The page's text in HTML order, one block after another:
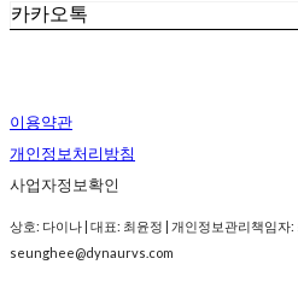
카카오톡
이용약관
개인정보처리방침
사업자정보확인
상호: 다이나 | 대표: 최윤정 | 개인정보관리책임자
seunghee@dynaurvs.com